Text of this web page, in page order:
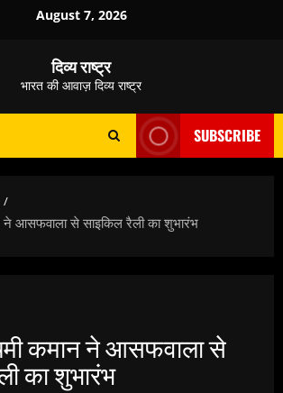
August 7, 2026
दिव्य राष्ट्र
भारत की आवाज़ दिव्य राष्ट्र
SUBSCRIBE
ने आसफवाला से साइकिल रैली का शुभारंभ
कमान ने आसफवाला से
का शुभारंभ